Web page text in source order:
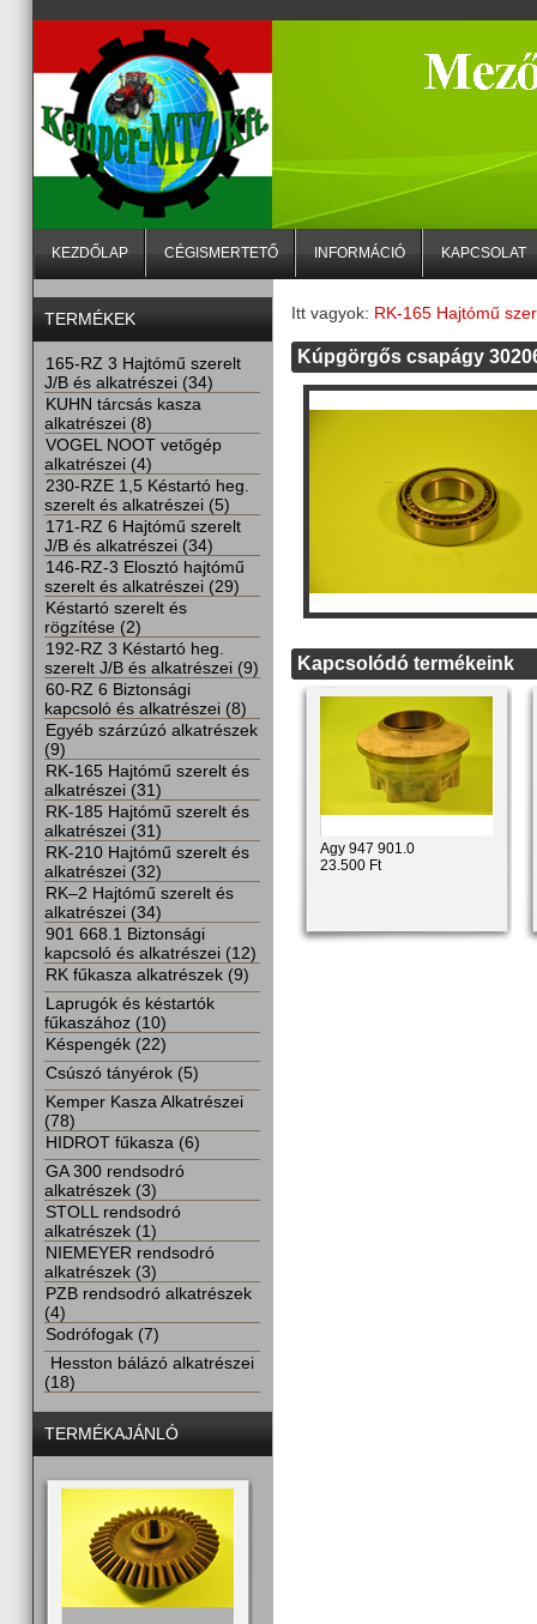
KEZDŐLAP CÉGISMERTETŐ INFORMÁCIÓ KAPCSOLAT
Itt vagyok: RK-165 Hajtómű
Kúpgörgős csapágy
Kapcsolódó termékeink
Agy 947 901.0
23.500 Ft
TERMÉKEK
165-RZ 3 Hajtómű szerelt
J/B és alkatrészei (34)
KUHN tárcsás kasza
alkatrészei (8)
VOGEL NOOT vetőgép
alkatrészei (4)
230-RZE 1,5 Késtartó heg.
szerelt és alkatrészei (5)
171-RZ 6 Hajtómű szerelt
J/B és alkatrészei (34)
146-RZ-3 Elosztó hajtómű
szerelt és alkatrészei (29)
Késtartó szerelt és
rögzítése (2)
192-RZ 3 Késtartó heg.
szerelt J/B és alkatrészei (9)
60-RZ 6 Biztonsági
kapcsoló és alkatrészei (8)
Egyéb szárzúzó alkatrészek
(9)
RK-165 Hajtómű szerelt és
alkatrészei (31)
RK-185 Hajtómű szerelt és
alkatrészei (31)
RK-210 Hajtómű szerelt és
alkatrészei (32)
RK–2 Hajtómű szerelt és
alkatrészei (34)
901 668.1 Biztonsági
kapcsoló és alkatrészei (12)
RK fűkasza alkatrészek (9)
Laprugók és késtartók
fűkaszához (10)
Késpengék (22)
Csúszó tányérok (5)
Kemper Kasza Alkatrészei
(78)
HIDROT fűkasza (6)
GA 300 rendsodró
alkatrészek (3)
STOLL rendsodró
alkatrészek (1)
NIEMEYER rendsodró
alkatrészek (3)
PZB rendsodró alkatrészek
(4)
Sodrófogak (7)
Hesston bálázó alkatrészei
(18)
TERMÉKAJÁNLÓ